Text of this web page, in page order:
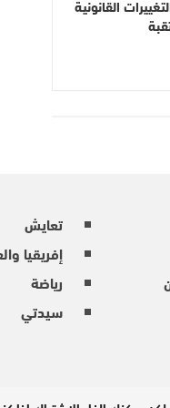
2026: التغييرات القانونية
تعايش
إفريقيا
رياضة
سيدتي